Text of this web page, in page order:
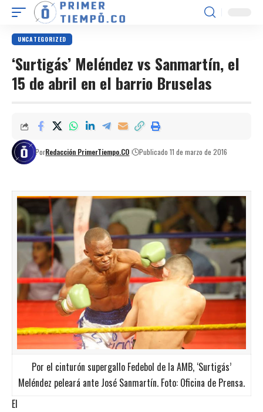
UNCATEGORIZED
‘Surtigás’ Meléndez vs Sanmartín, el
15 de abril en el barrio Bruselas
PorRedacción PrimerTiempo.CO Publicado 11 de marzo de 2016
Por el cinturón supergallo Fedebol de la AMB, ‘Surtigás’
Meléndez peleará ante José Sanmartín. Foto: Oficina de Prensa.
El